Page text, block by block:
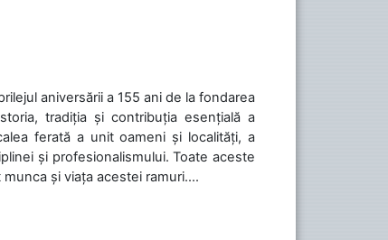
aniversării a 155 ani de la fondarea
tradiția și contribuția esențială a
ferată a unit oameni și localități, a
și profesionalismului. Toate aceste
și viața acestei ramuri....